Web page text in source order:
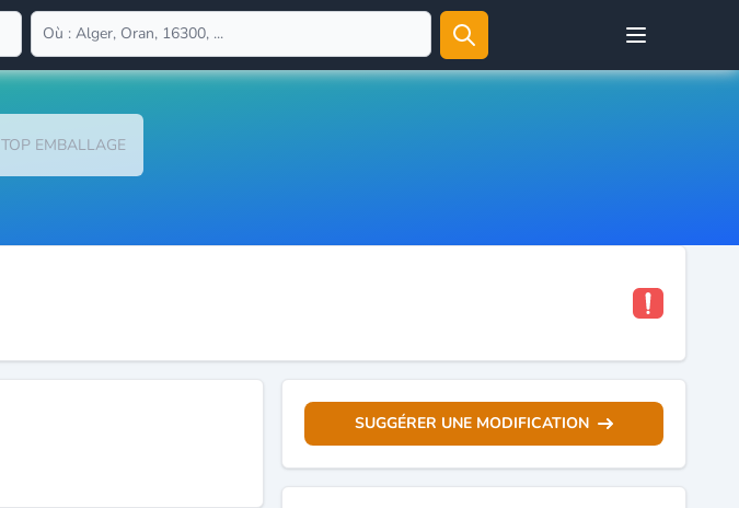
Open user menu
TOP EMBALLAGE
SUGGÉRER UNE MODIFICATION